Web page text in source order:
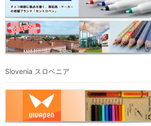
Slovenia スロベニア